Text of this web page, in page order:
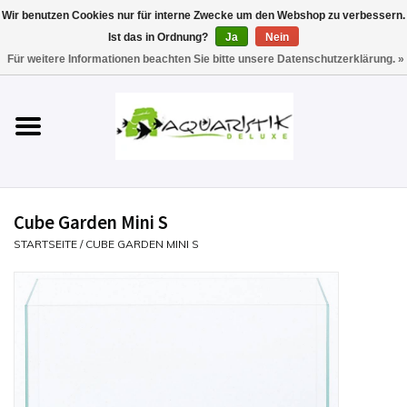
Aquarien
Technik
Futter
Einrichten & Gestalten
Cube Garden Mini S
STARTSEITE / CUBE GARDEN MINI S
Wir benutzen Cookies nur für interne Zwecke um den Webshop zu verbessern.
Ist das in Ordnung?
Ja
Nein
Für weitere Informationen beachten Sie bitte unsere Datenschutzerklärung. »